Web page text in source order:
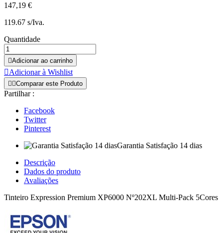
147,19 €
119.67 s/Iva.
Quantidade
Adicionar ao carrinho
Adicionar à Wishlist
Comparar este Produto
Partilhar :
Facebook
Twitter
Pinterest
Garantia Satisfação 14 dias
Descrição
Dados do produto
Avaliações
Tinteiro Expression Premium XP6000 Nº202XL Multi-Pack 5Cores